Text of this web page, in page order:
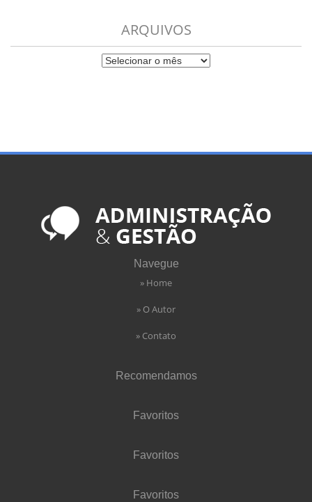
ARQUIVOS
Navegue
» Home
» O Autor
» Contato
Recomendamos
Favoritos
Favoritos
Favoritos